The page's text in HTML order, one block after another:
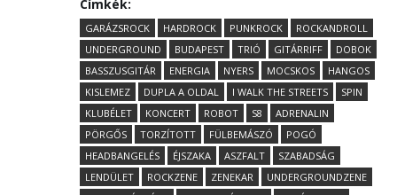
Címkék:
GARÁZSROCK HARDROCK PUNKROCK
ROCKANDROLL
UNDERGROUND
BUDAPEST TRIÓ GITÁRRIFF
DOBOK
BASSZUSGITÁR
ENERGIA NYERS MOCSKOS
HANGOS
KISLEMEZ
DUPLA A OLDAL I WALK THE STREETS
SPIN
KLUBÉLET
KONCERT ROBOT S8
ADRENALIN
PÖRGŐS
TORZÍTOTT FÜLBEMÁSZÓ
POGÓ
HEADBANGELÉS
ÉJSZAKA ASZFALT
SZABADSÁG
LENDÜLET
ROCKZENE ZENEKAR
UNDERGROUNDZENE